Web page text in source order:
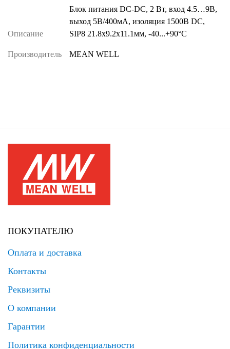
Описание
Блок питания DC-DC, 2 Вт, вход 4.5…9В,
выход 5В/400мА, изоляция 1500В DC,
SIP8 21.8х9.2х11.1мм, -40...+90°С
Производитель MEAN WELL
ПОКУПАТЕЛЮ
Оплата и доставка
Контакты
Реквизиты
О компании
Гарантии
Политика конфиденциальности